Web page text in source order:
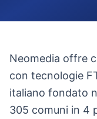
Neomedia offre
con tecnologie
italiano fondato
305 comuni in 4